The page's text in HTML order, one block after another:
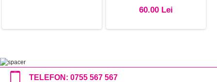
60.00 Lei
TELEFON: 0755 567 567